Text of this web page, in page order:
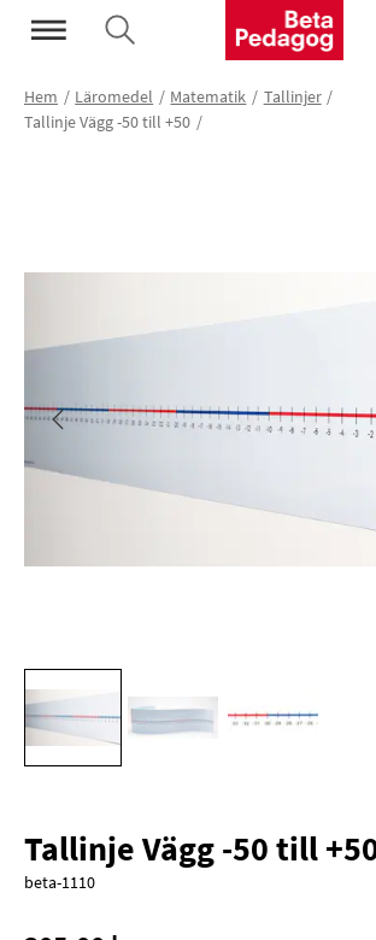
Hem Läromedel Matematik
Tallinjer
Tallinje Vägg -50 till +50
Tallinje Vägg -50 till
beta-1110